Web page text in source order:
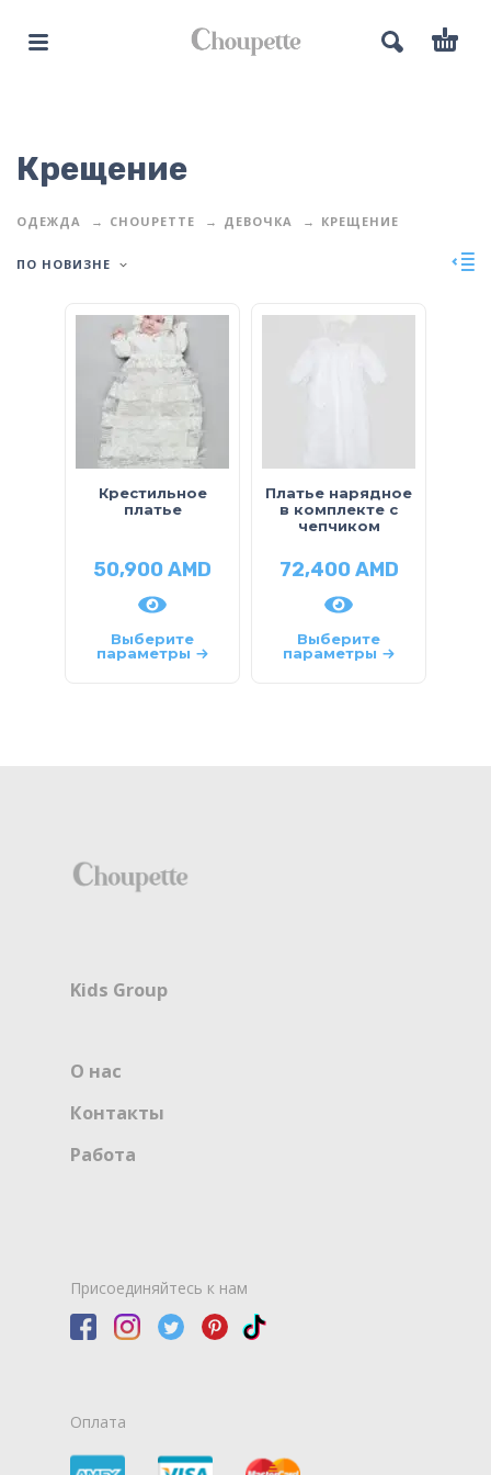
Крещение
ОДЕЖДА CHOUPETTE ДЕВОЧКА КРЕЩЕНИЕ
ПО НОВИЗНЕ
Крестильное
платье
50,900AMD
Выберите
параметры
Платье нарядное
в комплекте с
чепчиком
72,400AMD
Выберите
параметры
Kids Group
О нас
Контакты
Работа
Присоединяйтесь к нам
Оплата